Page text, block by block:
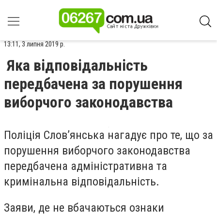
13:11, 3 липня 2019 р.
Яка відповідальність
передбачена за порушення
виборчого законодавства
Поліція Слов’янська нагадує про те, що за
порушення виборчого законодавства
передбачена адміністративна та
кримінальна відповідальність.
Заяви, де не вбачаються ознаки